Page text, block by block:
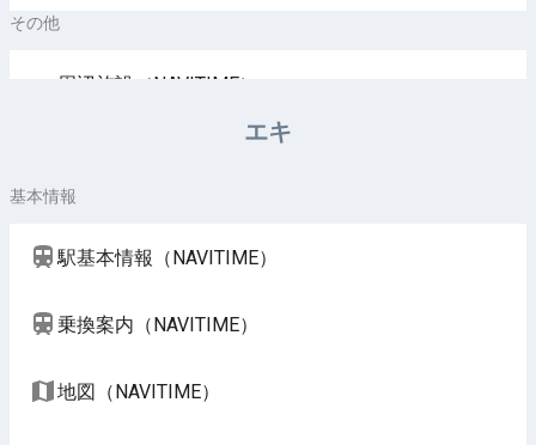
その他
周辺施設（NAVITIME）
エキ
基本情報
駅基本情報（NAVITIME）
乗換案内（NAVITIME）
地図（NAVITIME）